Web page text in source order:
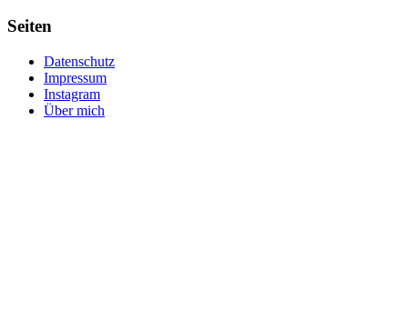
Seiten
Datenschutz
Impressum
Instagram
Über mich